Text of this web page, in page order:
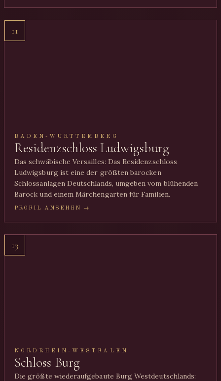
11
BADEN-WÜRTTEMBERG
Residenzschloss Ludwigsburg
Das schwäbische Versailles: Das Residenzschloss
Ludwigsburg ist eine der größten barocken
Schlossanlagen Deutschlands, umgeben vom blühenden
Barock und einem Märchengarten für Familien.
PROFIL ANSEHEN →
13
NORDRHEIN-WESTFALEN
Schloss Burg
Die größte wiederaufgebaute Burg Westdeutschlands: